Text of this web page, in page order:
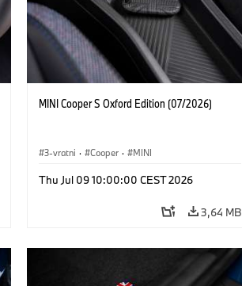
MINI Cooper S Oxford Edition (07/2026)
3-vratni · Cooper · MINI
Thu Jul 09 10:00:00 CEST 2026
3,64 MB